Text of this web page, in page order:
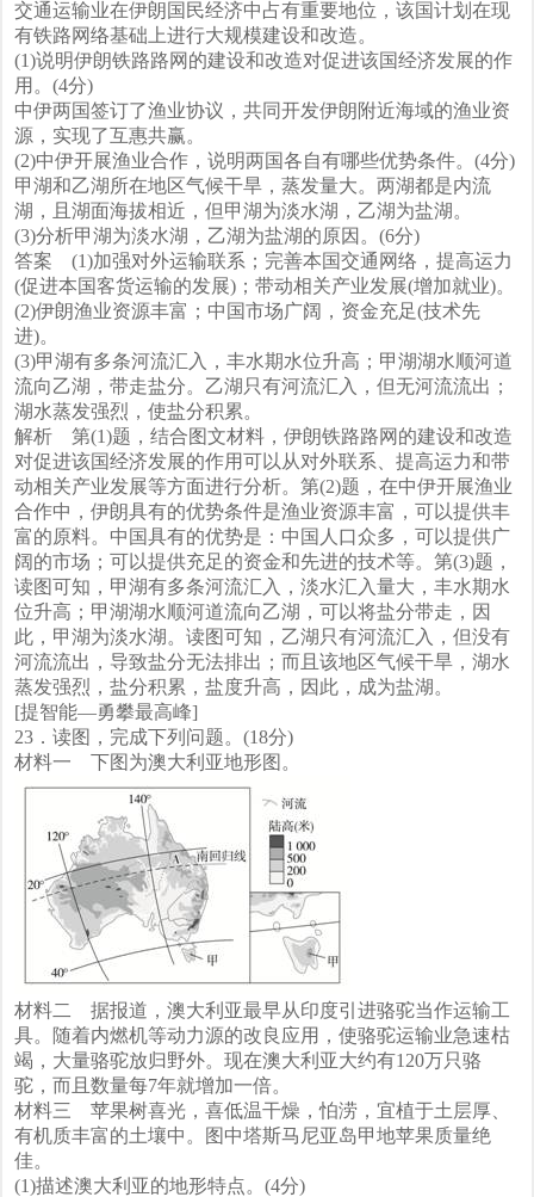
交通运输业在伊朗国民经济中占有重要地位，该国计划在现
有铁路网络基础上进行大规模建设和改造。
(1)说明伊朗铁路路网的建设和改造对促进该国经济发展的作
用。(4分)
中伊两国签订了渔业协议，共同开发伊朗附近海域的渔业资
源，实现了互惠共赢。
(2)中伊开展渔业合作，说明两国各自有哪些优势条件。(4分)
甲湖和乙湖所在地区气候干旱，蒸发量大。两湖都是内流
湖，且湖面海拔相近，但甲湖为淡水湖，乙湖为盐湖。
(3)分析甲湖为淡水湖，乙湖为盐湖的原因。(6分)
答案 (1)加强对外运输联系；完善本国交通网络，提高运力
(促进本国客货运输的发展)；带动相关产业发展(增加就业)。
(2)伊朗渔业资源丰富；中国市场广阔，资金充足(技术先
进)。
(3)甲湖有多条河流汇入，丰水期水位升高；甲湖湖水顺河道
流向乙湖，带走盐分。乙湖只有河流汇入，但无河流流出；
湖水蒸发强烈，使盐分积累。
解析 第(1)题，结合图文材料，伊朗铁路路网的建设和改造
对促进该国经济发展的作用可以从对外联系、提高运力和带
动相关产业发展等方面进行分析。第(2)题，在中伊开展渔业
合作中，伊朗具有的优势条件是渔业资源丰富，可以提供丰
富的原料。中国具有的优势是：中国人口众多，可以提供广
阔的市场；可以提供充足的资金和先进的技术等。第(3)题，
读图可知，甲湖有多条河流汇入，淡水汇入量大，丰水期水
位升高；甲湖湖水顺河道流向乙湖，可以将盐分带走，因
此，甲湖为淡水湖。读图可知，乙湖只有河流汇入，但没有
河流流出，导致盐分无法排出；而且该地区气候干旱，湖水
蒸发强烈，盐分积累，盐度升高，因此，成为盐湖。
[提智能—勇攀最高峰]
23．读图，完成下列问题。(18分)
材料一 下图为澳大利亚地形图。
材料二 据报道，澳大利亚最早从印度引进骆驼当作运输工
具。随着内燃机等动力源的改良应用，使骆驼运输业急速枯
竭，大量骆驼放归野外。现在澳大利亚大约有120万只骆
驼，而且数量每7年就增加一倍。
材料三 苹果树喜光，喜低温干燥，怕涝，宜植于土层厚、
有机质丰富的土壤中。图中塔斯马尼亚岛甲地苹果质量绝
佳。
(1)描述澳大利亚的地形特点。(4分)